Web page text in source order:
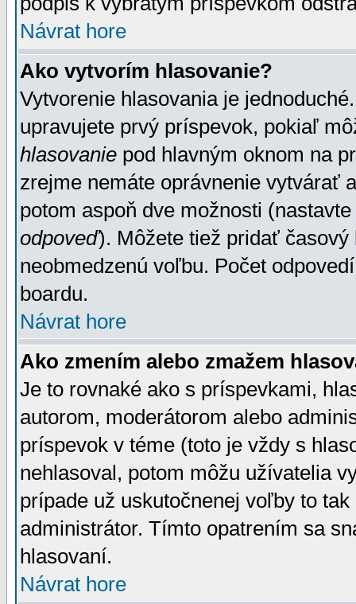
Návrat hore
Ako vytvorím hlasovanie?
Vytvorenie hlasovania je
upravujete prvý príspevok, pokiaľ
hlasovanie pod hlavným oknom na
zrejme nemáte oprávnenie vytvárať
potom aspoň dve možnosti
odpoveď). Môžete tiež pridať
neobmedzenú voľbu. Počet
boardu.
Návrat hore
Ako zmením alebo zmažem
Je to rovnaké ako s príspevkami,
autorom, moderátorom alebo
príspevok v téme (toto je vždy s
nehlasoval, potom môžu užívatelia
prípade už uskutočnenej voľby to
administrátor. Tímto opatrením sa
hlasovaní.
Návrat hore